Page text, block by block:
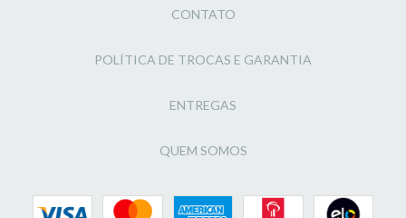
CONTATO
POLÍTICA DE TROCAS E GARANTIA
ENTREGAS
QUEM SOMOS